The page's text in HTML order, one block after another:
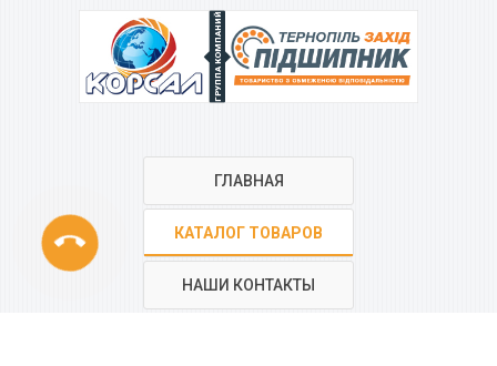
phone
ГРУППА КОМПАНИЙ
ГЛАВНАЯ
КАТАЛОГ ТОВАРОВ
НАШИ КОНТАКТЫ